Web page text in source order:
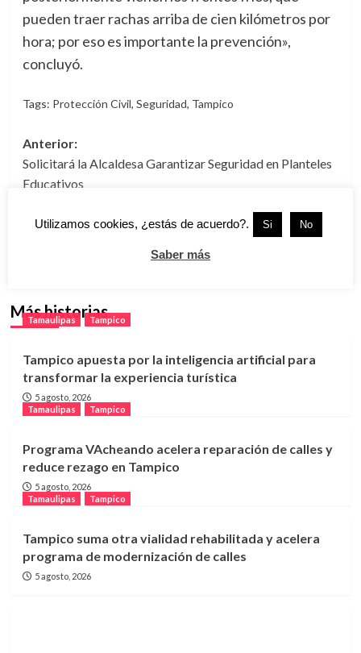
pueden traer rachas arriba de cien kilómetros por
hora; por eso es importante la prevención»,
concluyó.
Tags: Protección Civil, Seguridad, Tampico
Navegación
de
Anterior:
Solicitará la Alcaldesa Garantizar Seguridad en Planteles
Educativos
Inversionistas Tienen Confianza en Tampico con la
Más historias
Tamaulipas Tampico
Tampico apuesta por la inteligencia artificial para
transformar la experiencia turística
5 agosto, 2026
Tamaulipas
Tampico
Programa VAcheando acelera reparación de calles y
reduce rezago en Tampico
5 agosto, 2026
Tamaulipas
Tampico
Tampico suma otra vialidad rehabilitada y acelera
programa de modernización de calles
5 agosto, 2026
Utilizamos cookies, ¿estás de acuerdo?. Si No
Saber más